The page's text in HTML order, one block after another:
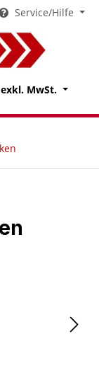
Service/Hilfe
enthält 0
exkl. MwSt.